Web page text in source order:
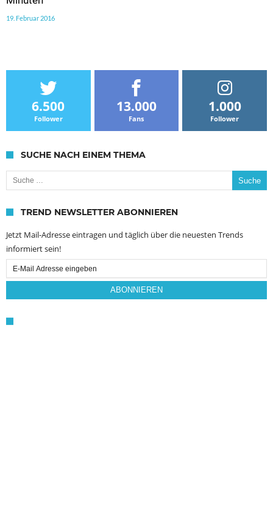
19. Februar 2016
6.500
Follower
13.000
Fans
1.000
Follower
SUCHE NACH EINEM THEMA
Suche nach:
TREND NEWSLETTER ABONNIEREN
Jetzt Mail-Adresse eintragen und täglich über die neuesten Trends
informiert sein!
Email
Subscription
ABONNIEREN